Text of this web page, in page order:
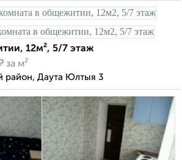
12м², 5/7 этаж
за м²
район, Даута Юлтыя 3